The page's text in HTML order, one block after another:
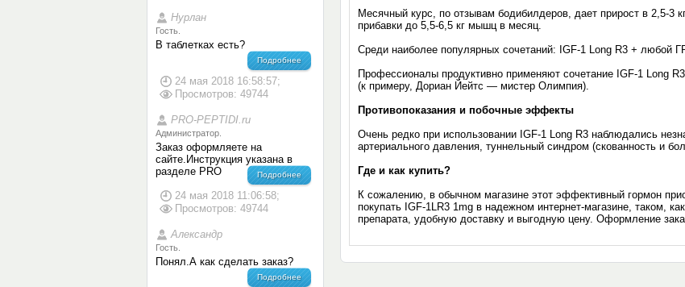
Нурлан
Гость.
В таблетках есть?
Подробнее
24 мая 2018 16:58:57;
Просмотров: 49744
PRO-PEPTIDI.ru
Администратор.
Заказ оформляете на
сайте.Инструкция указана в
разделе PRO
Подробнее
24 мая 2018 11:06:58;
Просмотров: 49744
Александр
Гость.
Понял.А как сделать заказ?
Подробнее
Месячный курс, по отзывам бодибилдеров, дает прирост в 2,5-
прибавки до 5,5-6,5 кг мышц в месяц.
Среди наиболее популярных сочетаний: IGF-1 Long R3 + любой
Профессионалы продуктивно применяют сочетание IGF-1 Long
(к примеру, Дориан Йейтс — мистер Олимпия).
Противопоказания и побочные эффекты
Очень редко при использовании IGF-1 Long R3 наблюдались
артериального давления, туннельный синдром (скованность и
Где и как купить?
К сожалению, в обычном магазине этот эффективный гормон
покупать IGF-1LR3 1mg в надежном интернет-магазине, таком,
препарата, удобную доставку и выгодную цену. Оформление